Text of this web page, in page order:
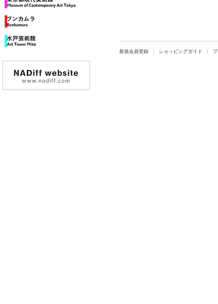
新規会員登録 ショッピングガイド